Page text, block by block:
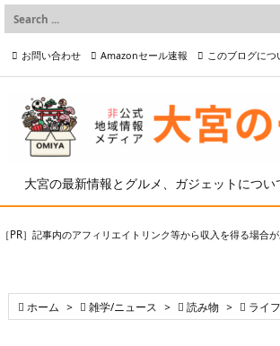
大宮の最新情報とグルメ、ガジェットについ
お問い合わせ Amazonセール速報 このブログにつ
プライバシーポリシー等
［PR］記事内のアフィリエイトリンク等から収入を得る場合
 ホーム >  雑学/ニュース >  読み物 >  ライ